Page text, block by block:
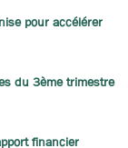
pour accélérer
du 3ème trimestre
financier